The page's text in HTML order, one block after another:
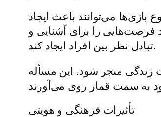
بازی‌ها می‌توانند باعث ایجاد
فرصت‌هایی را برای آشنایی و
تبادل نظر بین افراد ایجاد کند.
زندگی منجر شود. این مسأله
تأثیرات فرهنگی و هویتی